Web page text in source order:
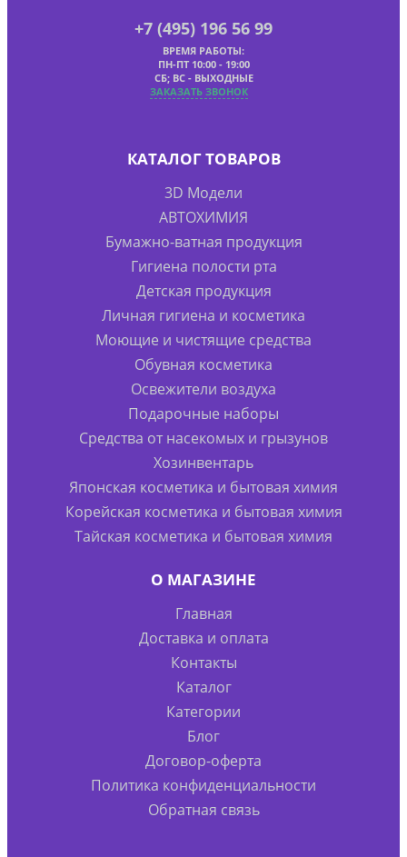
+7 (495) 196 56 99
ВРЕМЯ РАБОТЫ:
ПН-ПТ 10:00 - 19:00
СБ; ВС - ВЫХОДНЫЕ
ЗАКАЗАТЬ ЗВОНОК
КАТАЛОГ ТОВАРОВ
3D Модели
АВТОХИМИЯ
Бумажно-ватная продукция
Гигиена полости рта
Детская продукция
Личная гигиена и косметика
Моющие и чистящие средства
Обувная косметика
Освежители воздуха
Подарочные наборы
Средства от насекомых и грызунов
Хозинвентарь
Японская косметика и бытовая химия
Корейская косметика и бытовая химия
Тайская косметика и бытовая химия
О МАГАЗИНЕ
Главная
Доставка и оплата
Контакты
Каталог
Категории
Блог
Договор-оферта
Политика конфиденциальности
Обратная связь